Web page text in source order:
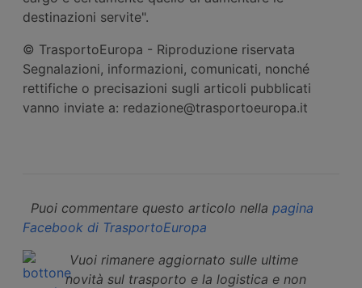
destinazioni servite".
© TrasportoEuropa - Riproduzione riservata
Segnalazioni, informazioni, comunicati, nonché
rettifiche o precisazioni sugli articoli pubblicati
vanno inviate a: redazione@trasportoeuropa.it
Puoi commentare questo articolo nella pagina
Facebook di TrasportoEuropa
Vuoi rimanere aggiornato sulle ultime
novità sul trasporto e la logistica e non